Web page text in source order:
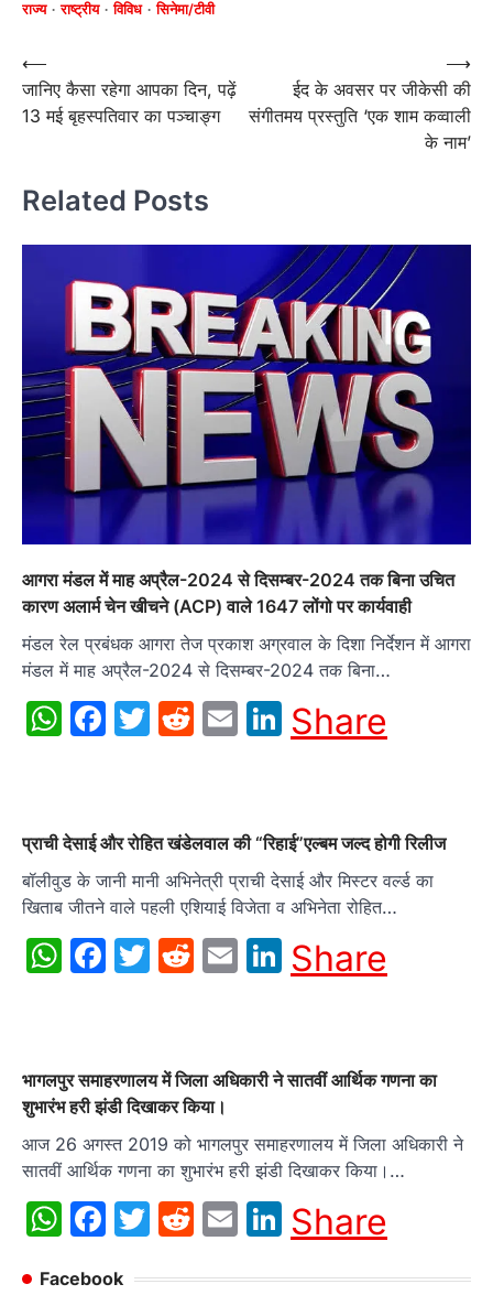
राज्य राष्ट्रीय विविध सिनेमा/टीवी
Post
navigation
⟵
जानिए कैसा रहेगा आपका दिन, पढ़ें
13 मई बृहस्पतिवार का पञ्चाङ्ग
ईद के अवसर पर जीकेसी की
संगीतमय प्रस्तुति ‘एक शाम कव्वाली
के नाम’
⟶
Related Posts
आगरा मंडल में माह अप्रैल-2024 से दिसम्बर-2024 तक बिना उचित
कारण अलार्म चेन खीचने (ACP) वाले 1647 लोंगो पर कार्यवाही
मंडल रेल प्रबंधक आगरा तेज प्रकाश अग्रवाल के दिशा निर्देशन में आगरा
मंडल में माह अप्रैल-2024 से दिसम्बर-2024 तक बिना…
WhatsApp
Facebook
Twitter
Reddit
EmailLinkedIn
Share
प्राची देसाई और रोहित खंडेलवाल की “रिहाई”एल्बम जल्द होगी रिलीज
बॉलीवुड के जानी मानी अभिनेत्री प्राची देसाई और मिस्टर वर्ल्ड का
खिताब जीतने वाले पहली एशियाई विजेता व अभिनेता रोहित…
WhatsApp
Facebook
Twitter
Reddit
EmailLinkedIn
Share
भागलपुर समाहरणालय में जिला अधिकारी ने सातवीं आर्थिक गणना का
शुभारंभ हरी झंडी दिखाकर किया।
आज 26 अगस्त 2019 को भागलपुर समाहरणालय में जिला अधिकारी ने
सातवीं आर्थिक गणना का शुभारंभ हरी झंडी दिखाकर किया।…
WhatsApp
Facebook
Twitter
Reddit
EmailLinkedIn
Share
Facebook